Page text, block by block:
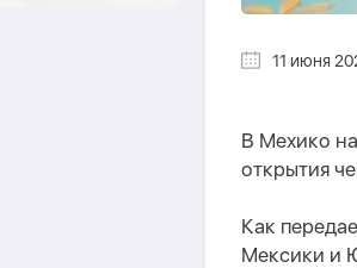
11 июня
В Мехико
открытия
Как
Мексики и